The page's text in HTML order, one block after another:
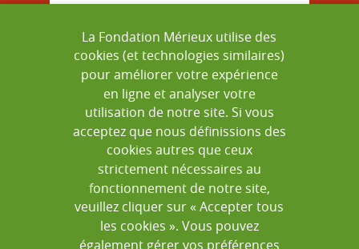
=
XXX
La Fondation Mérieux utilise des
cookies (et technologies similaires)
pour améliorer votre expérience
en ligne et analyser votre
utilisation de notre site. Si vous
acceptez que nous définissions des
cookies autres que ceux
strictement nécessaires au
fonctionnement de notre site,
veuillez cliquer sur « Accepter tous
les cookies ». Vous pouvez
également gérer vos préférences